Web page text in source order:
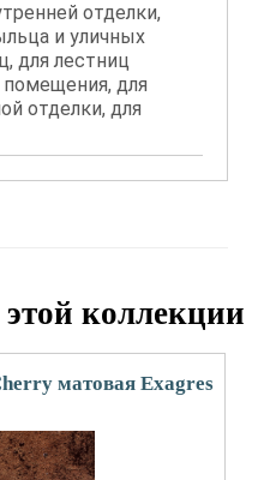
отделки,
и уличных
для лестниц
помещения, для
отделки, для
коллекции
матовая Exagres